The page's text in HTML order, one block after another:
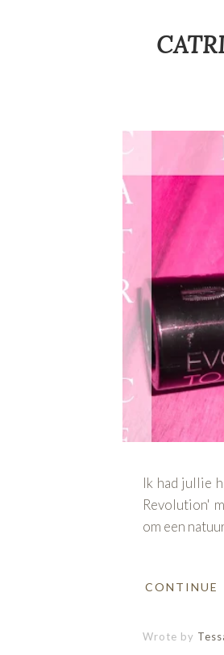
Ik had jullie
Revolution'
om een
CONTINUE
Wrote by